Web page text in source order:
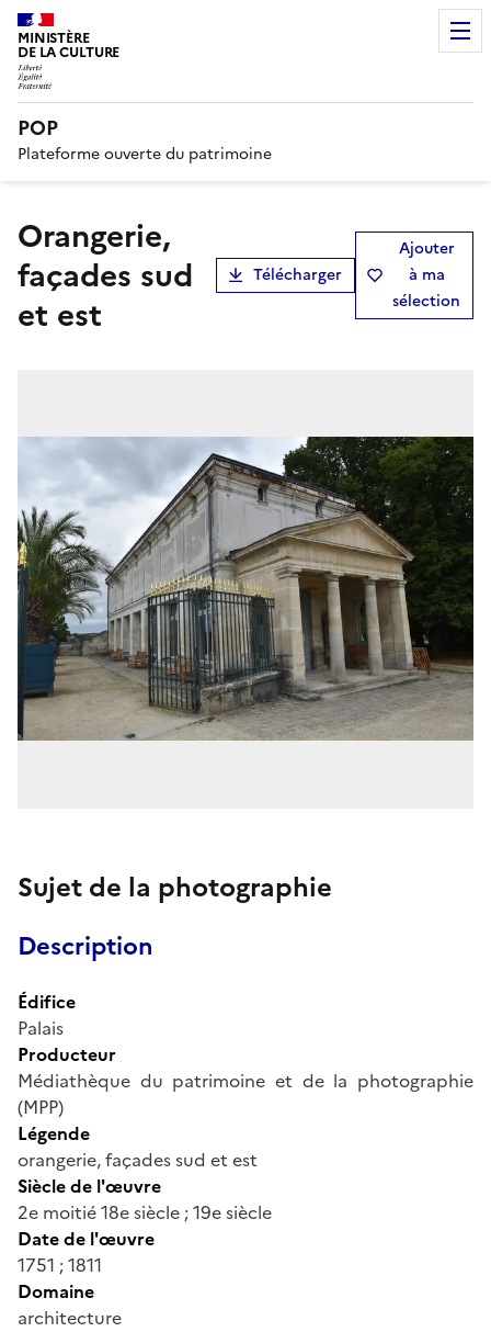
MINISTÈRE
DE LA CULTURE
POP
Plateforme ouverte du patrimoine
orangerie,
façades sud
et est
Télécharger
Ajouter
à ma
sélection
Sujet de la photographie
Description
Édifice
Palais
Producteur
Médiathèque du patrimoine et de la photographie
(MPP)
Légende
orangerie, façades sud et est
Siècle de l'œuvre
2e moitié 18e siècle ; 19e siècle
Date de l'œuvre
1751 ; 1811
Domaine
architecture